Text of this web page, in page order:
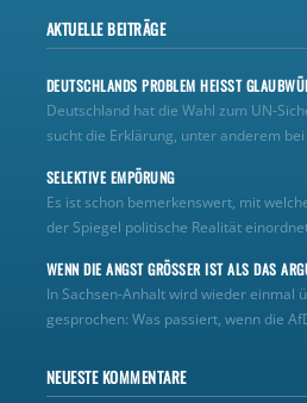
AKTUELLE BEITRÄGE
DEUTSCHLANDS PROBLEM HEISST
Deutschland hat die Wahl zum
sucht die Erklärung, unter anderem bei
SELEKTIVE EMPÖRUNG
Es ist schon bemerkenswert, mit
der Spiegel politische Realität
WENN DIE ANGST GRÖSSER IST ALS DAS
In Sachsen-Anhalt wird wieder einmal
gesprochen: Was passiert, wenn die
NEUESTE KOMMENTARE